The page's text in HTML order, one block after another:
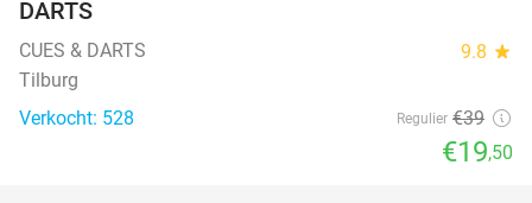
DARTS
CUES & DARTS 9.8 star
Tilburg
Verkocht: 528
Regulier €39
€19,50